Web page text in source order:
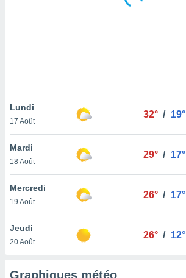
notre
que
et que
Lundi
17 Août
32° / 19°
Mardi
18 Août
29° / 17°
Mercredi
19 Août
26° / 17°
Jeudi
20 Août
26° / 12°
Graphiques météo